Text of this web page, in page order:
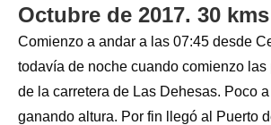
Octubre de 2017. 30 kms
Comienzo a andar a las 07:45 desde
todavía de noche cuando comienzo
de la carretera de Las Dehesas. Poco
ganando altura. Por fin llegó al Puerto